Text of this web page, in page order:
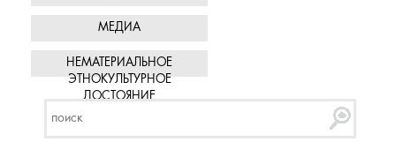
МЕДИА
НЕМАТЕРИАЛЬНОЕ
ЭТНОКУЛЬТУРНОЕ
ДОСТОЯНИЕ